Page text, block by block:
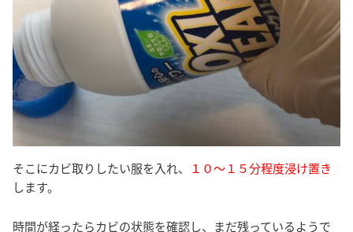
そこにカビ取りしたい服を入れ、
１０～１５分程度浸け置き
します。
時間が経ったらカビの状態を確認し、まだ残っているようで